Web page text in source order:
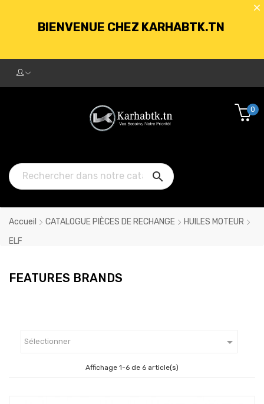
BIENVENUE CHEZ KARHABTK.TN
250DT D'ACHATS

0
Accueil CATALOGUE PIÈCES DE RECHANGE
HUILES MOTEUR
ELF
FEATURES BRANDS
Sélectionner 
Affichage 1-6 de 6 article(s)